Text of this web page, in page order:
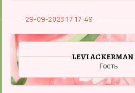
29-09-2023 17:17:49
LEVI
Гость